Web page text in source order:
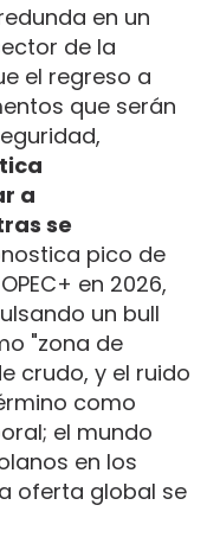
en un
de la
el regreso a
que serán
a
se
pico de
en 2026,
un bull
"zona de
crudo, y el ruido
como
el mundo
en los
oferta global se